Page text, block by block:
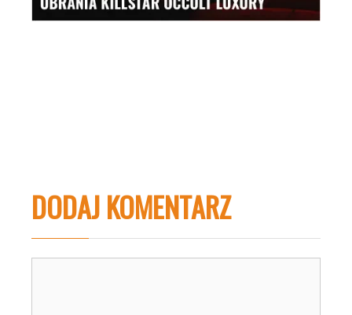
DODAJ KOMENTARZ